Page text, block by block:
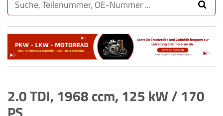
2.0 TDI, 1968 ccm, 125 kW / 170